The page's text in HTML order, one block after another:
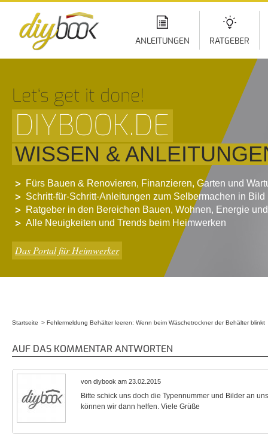
ANLEITUNGEN RATGEBER
Let‘s get it done!
DIYBOOK.DE
WISSEN &
Fürs Bauen & Renovieren, Finanzieren, Garten und
Schritt-für-Schritt-Anleitungen zum Selbermachen in Bild
Ratgeber in den Bereichen Bauen, Wohnen, Energie
Alle Neuigkeiten und Trends beim Heimwerken
Das Portal für Heimwerker
Startseite Fehlermeldung Behälter leeren: Wenn beim Wäschetrockner der Behälter blinkt
AUF DAS KOMMENTAR ANTWORTEN
von diybook am 23.02.2015
Bitte schick uns doch die Typennummer und Bilder an
können wir dann helfen. Viele Grüße